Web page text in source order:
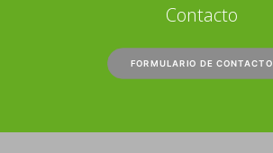
Contacto
FORMULARIO DE CONTACTO